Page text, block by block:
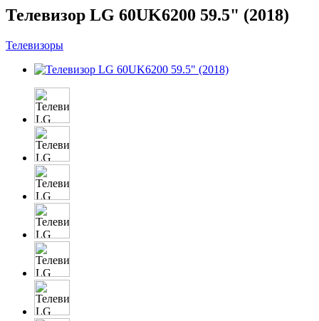
Телевизор LG 60UK6200 59.5" (2018)
Телевизоры